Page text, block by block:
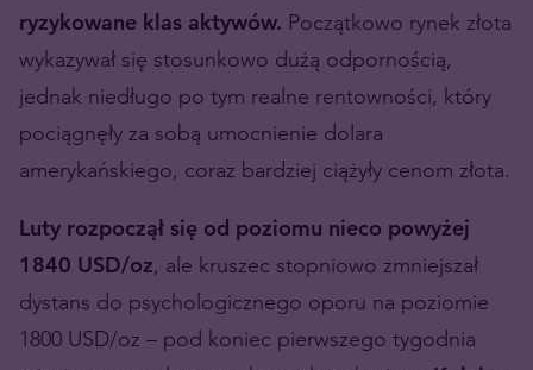
ryzykowane klas aktywów. Początkowo rynek złota
wykazywał się stosunkowo dużą odpornością,
jednak niedługo po tym realne rentowności, który
pociągnęły za sobą umocnienie dolara
amerykańskiego, coraz bardziej ciążyły cenom złota.
Luty rozpoczął się od poziomu nieco powyżej
1840 USD/oz, ale kruszec stopniowo zmniejszał
dystans do psychologicznego oporu na poziomie
1800 USD/oz – pod koniec pierwszego tygodnia